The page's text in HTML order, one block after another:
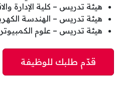
هيئة تدريس – كلية الإدارة
هيئة تدريس – الهندسة
هيئة تدريس – علوم